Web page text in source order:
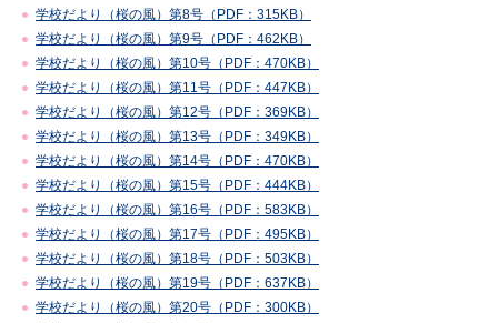
学校だより（桜の風）第8号（PDF：315KB）
学校だより（桜の風）第9号（PDF：462KB）
学校だより（桜の風）第10号（PDF：470KB）
学校だより（桜の風）第11号（PDF：447KB）
学校だより（桜の風）第12号（PDF：369KB）
学校だより（桜の風）第13号（PDF：349KB）
学校だより（桜の風）第14号（PDF：470KB）
学校だより（桜の風）第15号（PDF：444KB）
学校だより（桜の風）第16号（PDF：583KB）
学校だより（桜の風）第17号（PDF：495KB）
学校だより（桜の風）第18号（PDF：503KB）
学校だより（桜の風）第19号（PDF：637KB）
学校だより（桜の風）第20号（PDF：300KB）